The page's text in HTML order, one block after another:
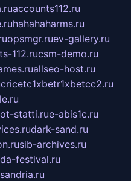
accounts112.ru
hahahaharms.ru
opsmgr.ruev-gallery.ru
112.rucsm-demo.ru
allseo-host.ru
cricetc1xbetr1xbetcc2.ru
statti.rue-abis1c.ru
dark-sand.ru
sib-archives.ru
festival.ru